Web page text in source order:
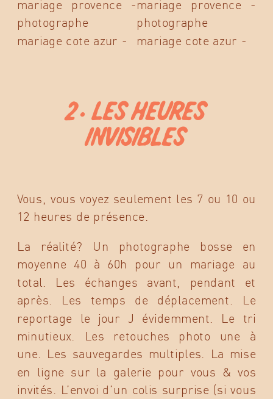
2. LES HEURES
INVISIBLES
Vous, vous voyez seulement les 7 ou 10 ou
12 heures de présence.
La réalité? Un photographe bosse en
moyenne 40 à 60h pour un mariage au
total. Les échanges avant, pendant et
après. Les temps de déplacement. Le
reportage le jour J évidemment. Le tri
minutieux. Les retouches photo une à
une. Les sauvegardes multiples. La mise
en ligne sur la galerie pour vous & vos
invités. L’envoi d’un colis surprise (si vous